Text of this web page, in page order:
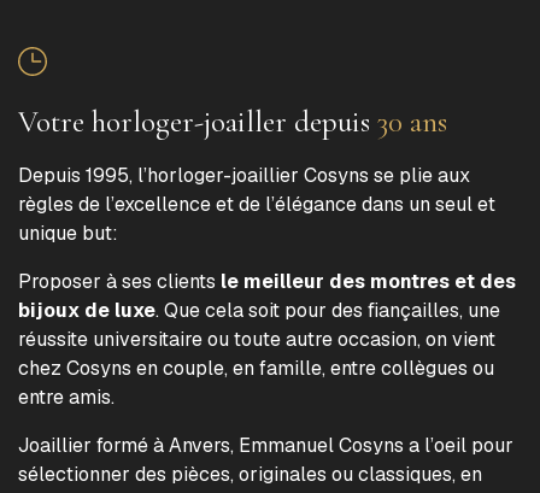
Votre horloger-joailler depuis 30 ans
Depuis 1995, l’horloger-joaillier Cosyns se plie aux
règles de l’excellence et de l’élégance dans un seul et
unique but:
Proposer à ses clients le meilleur des montres et des
bijoux de luxe. Que cela soit pour des fiançailles, une
réussite universitaire ou toute autre occasion, on vient
chez Cosyns en couple, en famille, entre collègues ou
entre amis.
Joaillier formé à Anvers, Emmanuel Cosyns a l’oeil pour
sélectionner des pièces, originales ou classiques, en